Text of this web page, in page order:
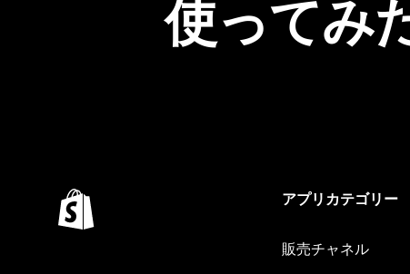
使ってみ
アプリカテゴリー
販売チャネル